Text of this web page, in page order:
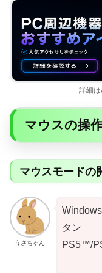
詳細は
マウスの操
マウスモードの
うさちゃん
タン
PS5™/